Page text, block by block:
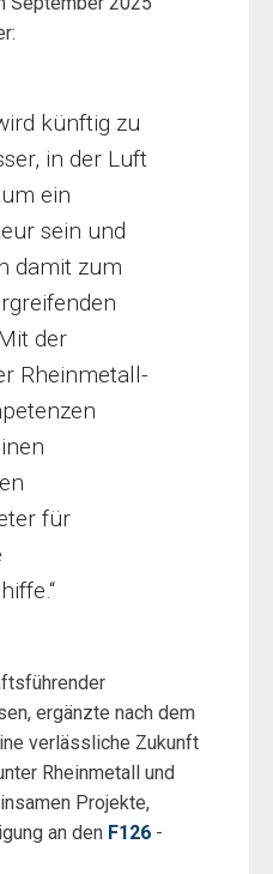
künftig zu
in der Luft
ein
sein und
damit zum
der
Rheinmetall-
für
ergänzte nach dem
verlässliche Zukunft
Rheinmetall und
Projekte,
an den F126 -